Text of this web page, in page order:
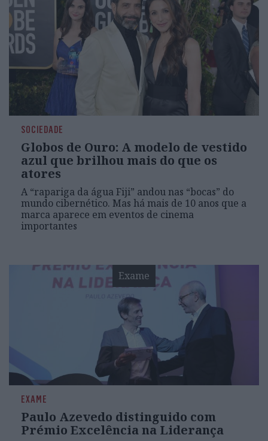
SOCIEDADE
Globos de Ouro: A modelo de vestido
azul que brilhou mais do que os
atores
A “rapariga da água Fiji” andou nas “bocas” do
mundo cibernético. Mas há mais de 10 anos que a
marca aparece em eventos de cinema
importantes
Exame
EXAME
Paulo Azevedo distinguido com
Prémio Excelência na Liderança